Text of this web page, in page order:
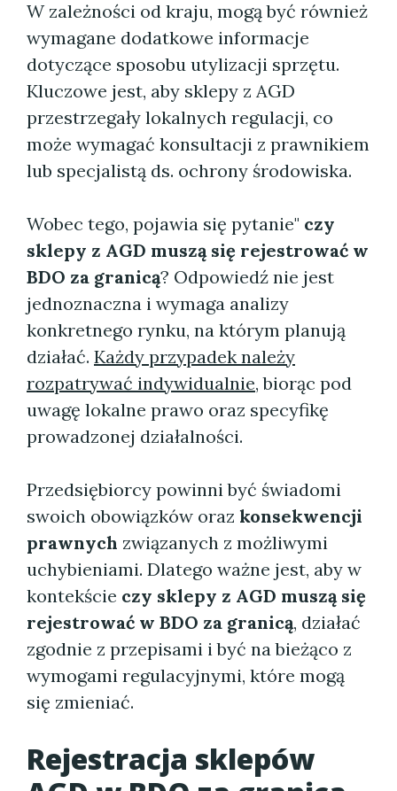
W zależności od kraju, mogą być również
wymagane dodatkowe informacje
dotyczące sposobu utylizacji sprzętu.
Kluczowe jest, aby sklepy z AGD
przestrzegały lokalnych regulacji, co
może wymagać konsultacji z prawnikiem
lub specjalistą ds. ochrony środowiska.
Wobec tego, pojawia się pytanie" czy
sklepy z AGD muszą się rejestrować w
BDO za granicą? Odpowiedź nie jest
jednoznaczna i wymaga analizy
konkretnego rynku, na którym planują
działać. Każdy przypadek należy
rozpatrywać indywidualnie, biorąc pod
uwagę lokalne prawo oraz specyfikę
prowadzonej działalności.
Przedsiębiorcy powinni być świadomi
swoich obowiązków oraz konsekwencji
prawnych związanych z możliwymi
uchybieniami. Dlatego ważne jest, aby w
kontekście czy sklepy z AGD muszą się
rejestrować w BDO za granicą, działać
zgodnie z przepisami i być na bieżąco z
wymogami regulacyjnymi, które mogą
się zmieniać.
Rejestracja sklepów